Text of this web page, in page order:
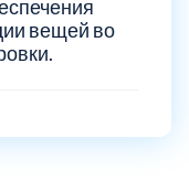
вещей во